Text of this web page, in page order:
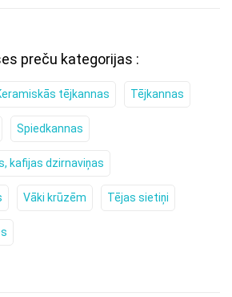
preču kategorijas :
tējkannas Tējkannas
Spiedkannas
kafijas dzirnaviņas
Vāki krūzēm Tējas sietiņi